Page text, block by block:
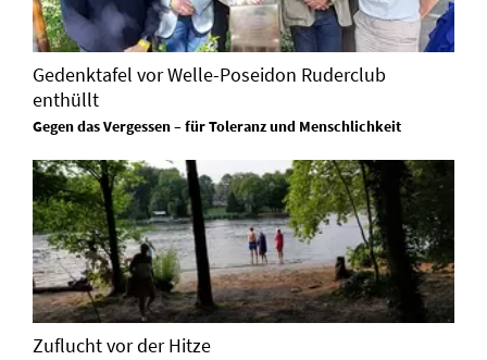
Gedenktafel vor Welle-Poseidon Ruderclub
enthüllt
Gegen das Vergessen – für Toleranz und Menschlichkeit
Zuflucht vor der Hitze